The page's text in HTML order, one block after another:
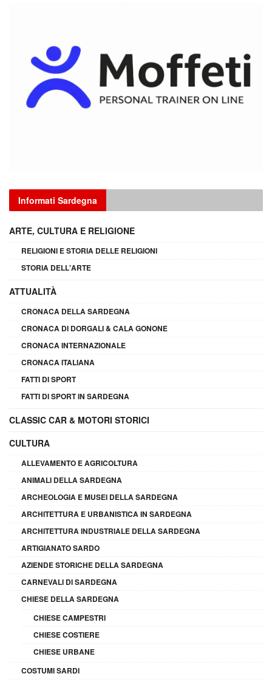
Informati Sardegna
ARTE, CULTURA E RELIGIONE
RELIGIONI E STORIA DELLE RELIGIONI
STORIA DELL'ARTE
ATTUALITÀ
CRONACA DELLA SARDEGNA
CRONACA DI DORGALI & CALA GONONE
CRONACA INTERNAZIONALE
CRONACA ITALIANA
FATTI DI SPORT
FATTI DI SPORT IN SARDEGNA
CLASSIC CAR & MOTORI STORICI
CULTURA
ALLEVAMENTO E AGRICOLTURA
ANIMALI DELLA SARDEGNA
ARCHEOLOGIA E MUSEI DELLA SARDEGNA
ARCHITETTURA E URBANISTICA IN SARDEGNA
ARCHITETTURA INDUSTRIALE DELLA SARDEGNA
ARTIGIANATO SARDO
AZIENDE STORICHE DELLA SARDEGNA
CARNEVALI DI SARDEGNA
CHIESE DELLA SARDEGNA
CHIESE CAMPESTRI
CHIESE COSTIERE
CHIESE URBANE
COSTUMI SARDI